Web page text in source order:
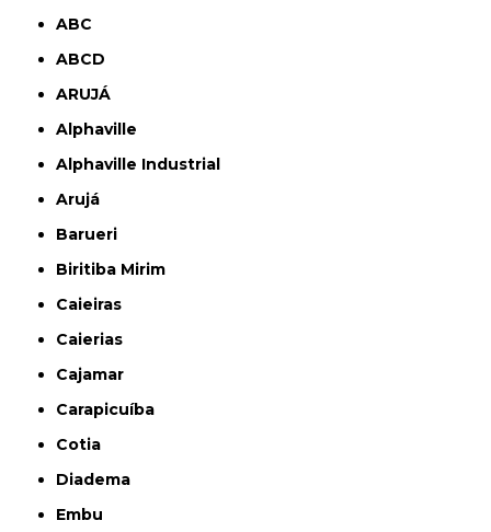
ABC
ABCD
ARUJÁ
Alphaville
Alphaville Industrial
Arujá
Barueri
Biritiba Mirim
Caieiras
Caierias
Cajamar
Carapicuíba
Cotia
Diadema
Embu